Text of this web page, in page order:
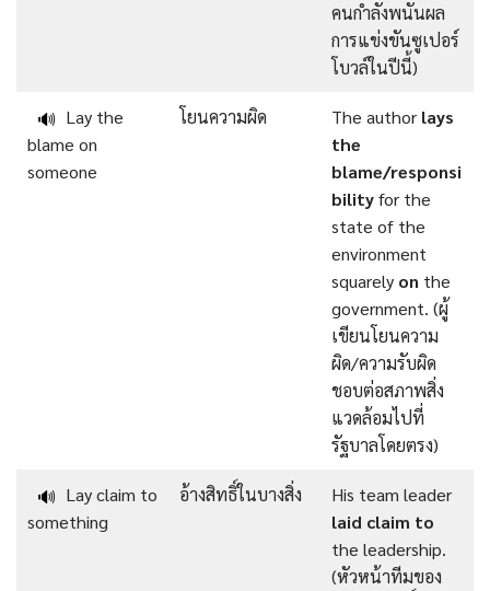
คนกำลังพนันผล
การแข่งขันซูเปอร์
โบวล์ในปีนี้)
🔊 Lay the
blame on
someone
โยนความผิด The author lays
the
blame/responsi
bilityfor the
state of the
environment
squarely on the
government. (ผู้
เขียนโยนความ
ผิด/ความรับผิด
ชอบต่อสภาพสิ่ง
แวดล้อมไปที่
รัฐบาลโดยตรง)
🔊 Lay claim to
something
อ้างสิทธิ์ในบางสิ่ง
His team leader
laid claim to
the leadership.
(หัวหน้าทีมของ